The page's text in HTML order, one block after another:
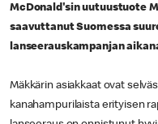
McDonald'sin uutuustuote
saavuttanut Suomessa
lanseerauskampanjan
Mäkkärin asiakkaat ovat
kanahampurilaista erityisen